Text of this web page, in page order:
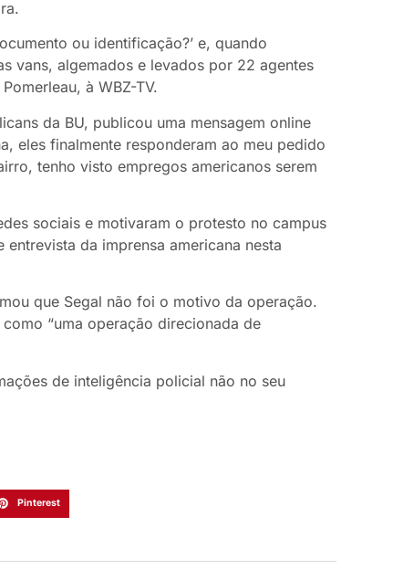
ou identificação?’ e, quando
vans, algemados e levados por 22 agentes
à WBZ-TV.
da BU, publicou uma mensagem online
eles finalmente responderam ao meu pedido
tenho visto empregos americanos serem
sociais e motivaram o protesto no campus
da imprensa americana nesta
que Segal não foi o motivo da operação.
“uma operação direcionada de
de inteligência policial não no seu
Pinterest